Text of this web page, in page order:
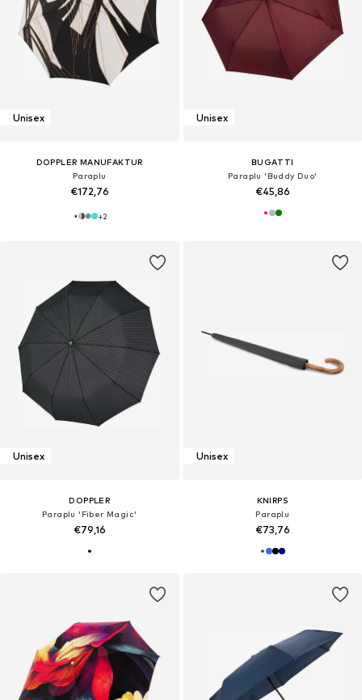
Unisex
DOPPLER MANUFAKTUR
Paraplu
€172,76
+2
Unisex
BUGATTI
Paraplu 'Buddy Duo'
€45,86
Unisex
DOPPLER
Paraplu 'Fiber Magic'
€79,16
Unisex
KNIRPS
Paraplu
€73,76